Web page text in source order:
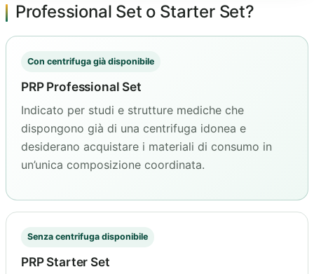
Professional Set o Starter Set?
Con centrifuga già disponibile
PRP Professional Set
Indicato per studi e strutture mediche che
dispongono già di una centrifuga idonea e
desiderano acquistare i materiali di consumo in
un’unica composizione coordinata.
Senza centrifuga disponibile
PRP Starter Set